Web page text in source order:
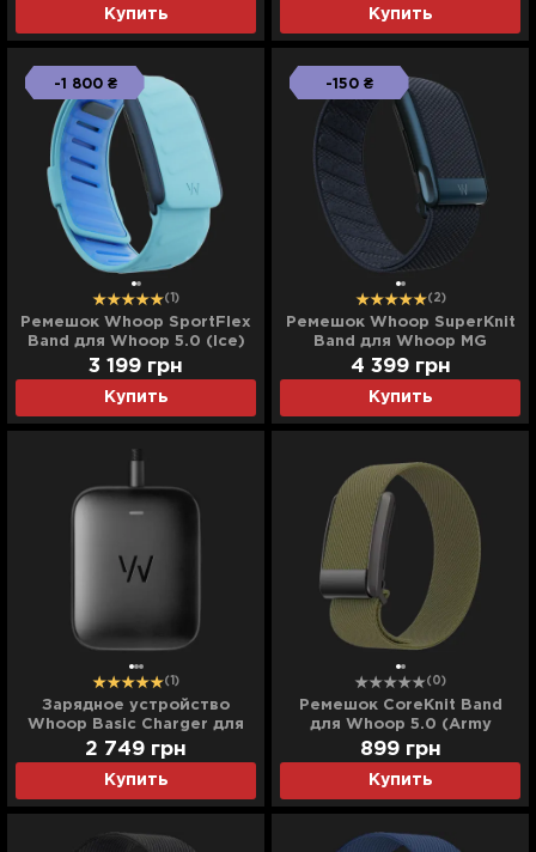
Купить Купить
-1 800 ₴
(1)
Ремешок Whoop SportFlex
Band для Whoop 5.0 (Ice)
Купить
3 199 грн
-150 ₴
(2)
Ремешок Whoop SuperKnit
Band для Whoop MG
(Midnight)
Купить
4 399 грн
(1)
Зарядное устройство
Whoop Basic Charger для
Whoop 5.0 One/Peak/MG
Life (Black)
Купить
2 749 грн
(0)
Ремешок CoreKnit Band
для Whoop 5.0 (Army
Green)
Купить
899 грн